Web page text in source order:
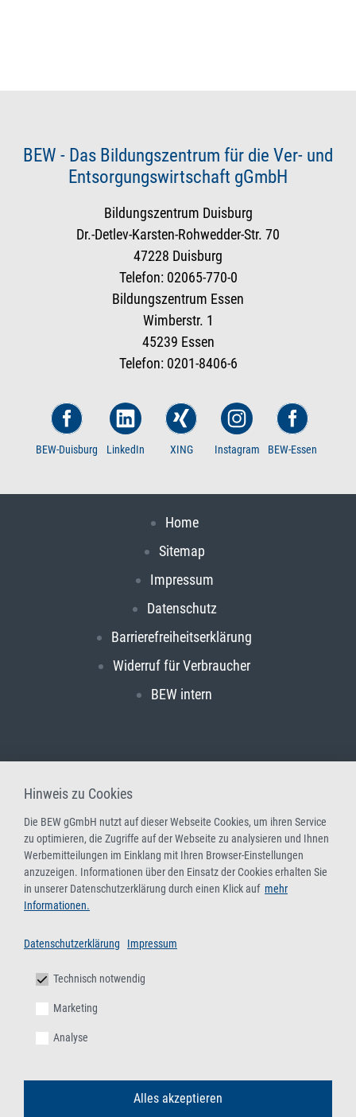
BEW - Das Bildungszentrum für die Ver- und
Entsorgungswirtschaft gGmbH
Bildungszentrum Duisburg
Dr.-Detlev-Karsten-Rohwedder-Str. 70
47228 Duisburg
Telefon: 02065-770-0
Bildungszentrum Essen
Wimberstr. 1
45239 Essen
Telefon: 0201-8406-6
BEW-Duisburg LinkedIn XING Instagram BEW-Essen
Home
Sitemap
Impressum
Datenschutz
Barrierefreiheitserklärung
Widerruf für Verbraucher
BEW intern
Hinweis zu Cookies
Die BEW gGmbH nutzt auf dieser Webseite Cookies, um ihren Service
zu optimieren, die Zugriffe auf der Webseite zu analysieren und Ihnen
Werbemitteilungen im Einklang mit Ihren Browser-Einstellungen
anzuzeigen. Informationen über den Einsatz der Cookies erhalten Sie
in unserer Datenschutzerklärung durch einen Klick auf mehr
Informationen.
Datenschutzerklärung Impressum
Technisch notwendig
Marketing
Analyse
Alles akzeptieren